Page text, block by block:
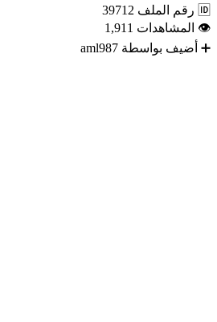
🆔 رقم الملف 39712
👁 المشاهدات 1,911
➕ أضيف بواسطة aml987